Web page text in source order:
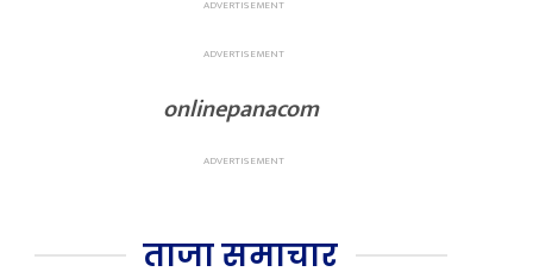
onlinepanacom
ताजा समाचार